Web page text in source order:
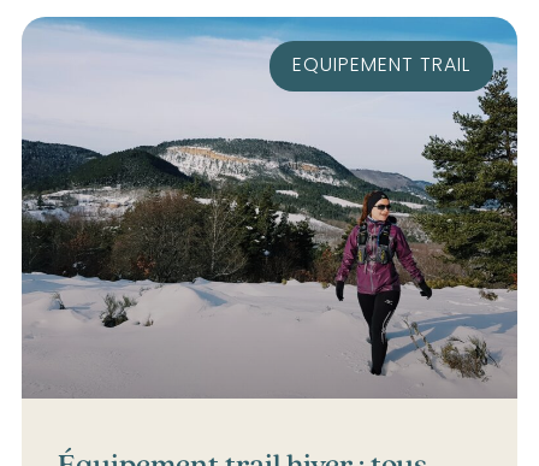
EQUIPEMENT TRAIL